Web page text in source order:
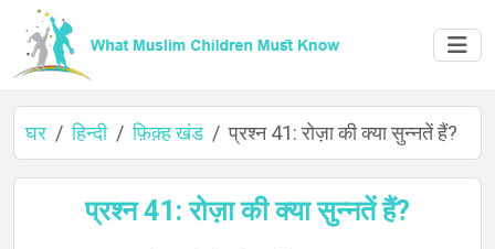
घर हिन्दी फ़िक़्ह खंड प्रश्न 41: रोज़ा की क्या सुन्नतें हैं?
प्रश्न 41: रोज़ा की क्या सुन्नतें हैं?